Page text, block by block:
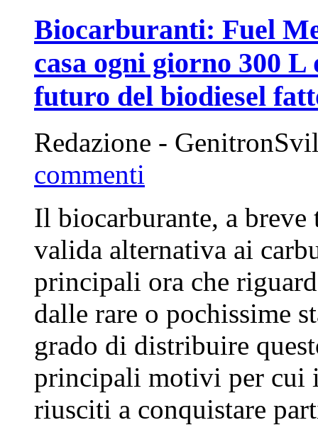
Biocarburanti: Fuel
casa ogni giorno 300
futuro del biodiesel
Redazione -
commenti
Il biocarburante, a breve
valida alternativa ai
principali ora che
dalle rare o pochissime
grado di distribuire
principali motivi per cui
riusciti a conquistare